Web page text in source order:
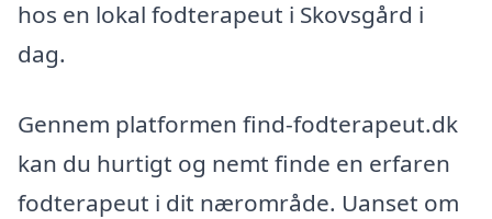
hos en lokal fodterapeut i Skovsgård i
dag.
Gennem platformen find-fodterapeut.dk
kan du hurtigt og nemt finde en erfaren
fodterapeut i dit nærområde. Uanset om